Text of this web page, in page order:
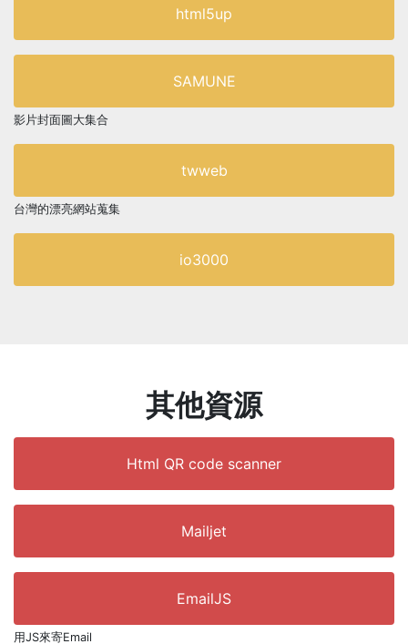
html5up
SAMUNE
影片封面圖大集合
twweb
台灣的漂亮網站蒐集
io3000
其他資源
Html QR code scanner
Mailjet
EmailJS
用JS來寄Email